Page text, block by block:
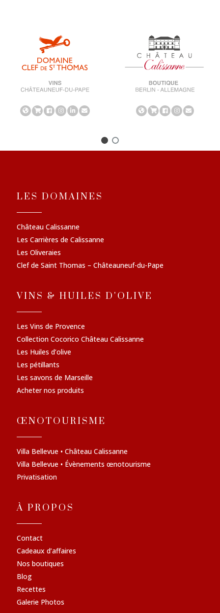
LES DOMAINES
Château Calissanne
Les Carrières de Calissanne
Les Oliveraies
Clef de Saint Thomas – Châteauneuf-du-Pape
VINS & HUILES D'OLIVE
Les Vins de Provence
Collection Cocorico Château Calissanne
Les Huiles d’olive
Les pétillants
Les savons de Marseille
Acheter nos produits
ŒNOTOURISME
Villa Bellevue • Château Calissanne
Villa Bellevue • Évènements œnotourisme
Privatisation
À PROPOS
Contact
Cadeaux d’affaires
Nos boutiques
Blog
Recettes
Galerie Photos